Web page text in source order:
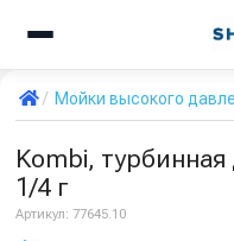
Мойки высокого
Kombi, турбинная
1/4 г
Артикул: 77645.10